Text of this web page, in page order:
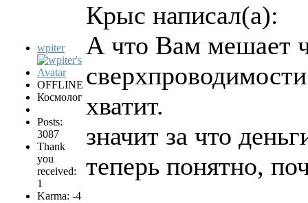
wpiter
OFFLINE
Космолог
Posts:
3087
Thank
you
received:
1
Karma: -4
Крыс написал(а):
А что Вам мешает
хватит.
значит за что
теперь понятно,